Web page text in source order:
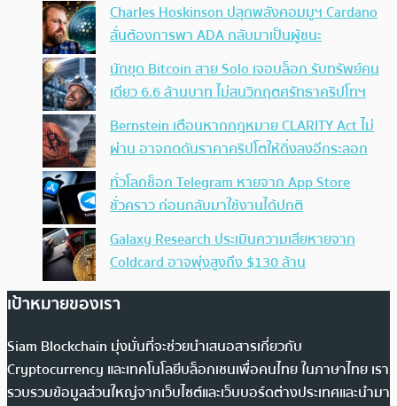
Charles Hoskinson ปลุกพลังคอมมูฯ Cardano
ลั่นต้องการพา ADA กลับมาเป็นผู้ชนะ
นักขุด Bitcoin สาย Solo เจอบล็อก รับทรัพย์คน
เดียว 6.6 ล้านบาท ไม่สนวิกฤตศรัทธาคริปโทฯ
Bernstein เตือนหากกฎหมาย CLARITY Act ไม่
ผ่าน อาจกดดันราคาคริปโตให้ดิ่งลงอีกระลอก
ทั่วโลกช็อก Telegram หายจาก App Store
ชั่วคราว ก่อนกลับมาใช้งานได้ปกติ
Galaxy Research ประเมินความเสียหายจาก
Coldcard อาจพุ่งสูงถึง $130 ล้าน
เป้าหมายของเรา
Siam Blockchain มุ่งมั่นที่จะช่วยนำเสนอสารเกี่ยวกับ
Cryptocurrency และเทคโนโลยีบล็อกเชนเพื่อคนไทย ในภาษาไทย เรา
รวบรวมข้อมูลส่วนใหญ่จากเว็บไซต์และเว็บบอร์ดต่างประเทศและนำมา